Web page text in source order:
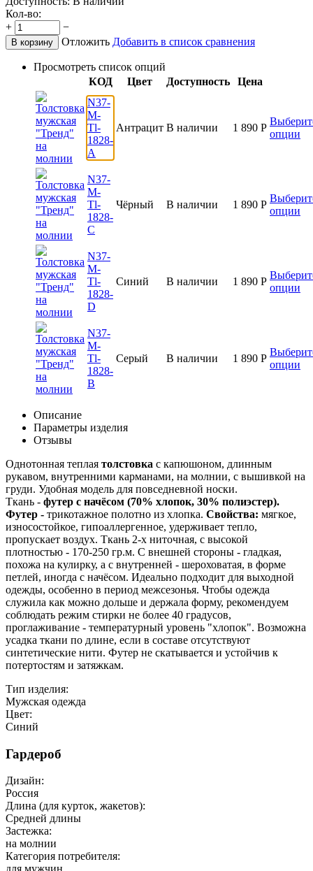
Кол-во:
+
−
В корзину Отложить Добавить в список сравнения
Просмотреть список опций
КОД
Цвет Доступность
Цена
N37-
M-
Tl-
1828-
A
Антрацит В наличии 1 890 Р
опции
N37-
M-
Tl-
1828-
C
Чёрный В наличии 1 890 Р
опции
N37-
M-
Tl-
1828-
D
Синий В наличии 1 890 Р
опции
N37-
M-
Tl-
1828-
B
Серый В наличии 1 890 Р
опции
Описание
Параметры изделия
Отзывы
Однотонная теплая толстовка с капюшоном, длинным
рукавом, внутренними карманами, на молнии, с вышивкой на
груди. Удобная модель для повседневной носки.
Ткань - футер с начёсом (70% хлопок, 30% полиэстер).
Футер - трикотажное полотно из хлопка. Свойства: мягкое,
износостойкое, гипоаллергенное, удерживает тепло,
пропускает воздух. Ткань 2-х ниточная, с высокой
плотностью - 170-250 гр.м. С внешней стороны - гладкая,
похожа на кулирку, а с внутренней - шероховатая, в форме
петлей, иногда с начёсом. Идеально подходит для выходной
одежды, особенно в период межсезонья. Чтобы одежда
служила как можно дольше и держала форму, рекомендуем
соблюдать режим стирки не более 40 градусов,
проглаживание - температурный уровень "хлопок". Возможна
усадка ткани по длине, если в составе отсутствуют
синтетические нити. Футер не скатывается и устойчив к
потертостям и затяжкам.
Тип изделия:
Мужская одежда
Цвет:
Синий
Гардероб
Дизайн:
Россия
Длина (для курток, жакетов):
Средней длины
Застежка:
на молнии
Категория потребителя: